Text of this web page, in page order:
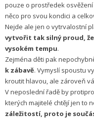
pouze o prostředek
něco pro svou kondici a
Nejde ale jen o vytrvalostní
vytvořit tak silný proud,
vysokém tempu.
Zejména děti pak
k zábavě. Vymyslí spoustu
kroutit hlavou, ale zároveň
V neposlední řadě by
kterých majitelé chtějí jen to
záležitostí, proto je